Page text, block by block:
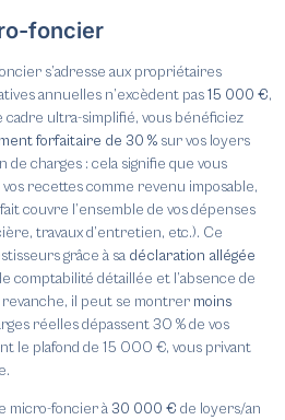
foncier
s’adresse aux propriétaires
annuelles n’excèdent pas15 000 €,
cadre ultra-simplifié, vous bénéficiez
forfaitaire de 30 % sur vos loyers
de charges : cela signifie que vous
vos recettes comme revenu imposable,
couvre l’ensemble de vos dépenses
travaux d’entretien, etc.). Ce
grâce à sa déclaration allégée
comptabilité détaillée et l’absence de
il peut se montrer moins
réelles dépassent 30 % de vos
le plafond de 15 000 €, vous privant
micro-foncier à30 000 € de loyers/an